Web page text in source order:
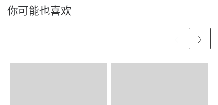
你可能也喜欢